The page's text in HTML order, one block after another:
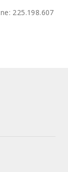
225.198.607